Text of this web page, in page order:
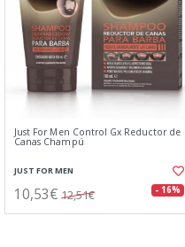
Just For Men Control Gx Reductor de
Canas Champú
JUST FOR MEN
10,53€ 12,51€ - 16%